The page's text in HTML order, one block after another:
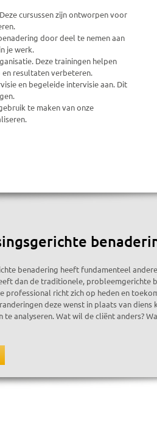
cursussen zijn ontworpen voor
door deel te nemen aan
je werk.
Deze trainingen helpen
resultaten verbeteren.
en begeleide intervisie aan. Dit
te maken van onze
benadering heeft fundamenteel andere
dan de traditionele, probleemgerichte
professional richt zich op heden en
deze wenst in plaats van diens
analyseren. Wat wil de cliënt anders?